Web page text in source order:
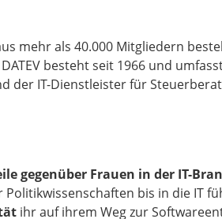
mehr als 40.000 Mitgliedern
besteht seit 1966 und
der IT-Dienstleister für
gegenüber Frauen in der IT-
bis in die IT
ihr auf ihrem Weg zur